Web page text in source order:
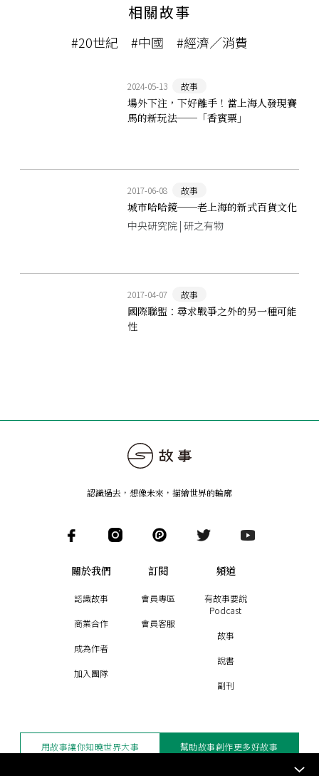
相關故事
#20世紀 #中國 #經濟／消費
2024-05-13 故事
場外下注，下好離手！當上海人發現賽
馬的新玩法──「香賓票」
2017-06-08 故事
城市哈哈鏡──老上海的新式百貨文化
中央研究院 | 研之有物
2017-04-07 故事
國際聯盟：尋求戰爭之外的另一種可能
性
認識過去，想像未來 ， 描繪世界的輪廓
關於我們
認識故事
商業合作
成為作者
加入團隊
訂閱
會員專區
會員客服
頻道
有故事要說
Podcast
故事
說書
副刊
用故事讓你知曉世界大事 幫助故事創作更多好故事